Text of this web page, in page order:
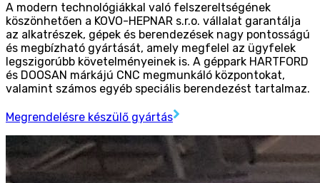
A modern technológiákkal való felszereltségének
köszönhetően a KOVO-HEPNAR s.r.o. vállalat garantálja
az alkatrészek, gépek és berendezések nagy pontosságú
és megbízható gyártását, amely megfelel az ügyfelek
legszigorúbb követelményeinek is. A géppark HARTFORD
és DOOSAN márkájú CNC megmunkáló központokat,
valamint számos egyéb speciális berendezést tartalmaz.
Megrendelésre készülő gyártás